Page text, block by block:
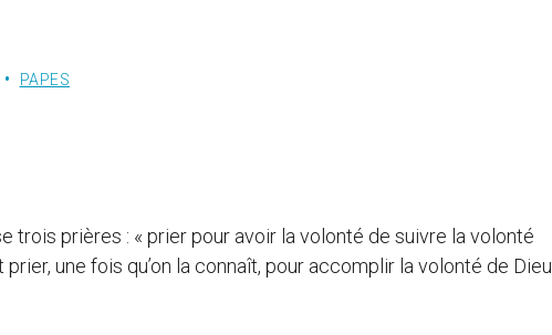
PAPES
trois prières : « prier pour avoir la volonté de suivre la volonté
une fois qu’on la connaît, pour accomplir la volonté de Dieu